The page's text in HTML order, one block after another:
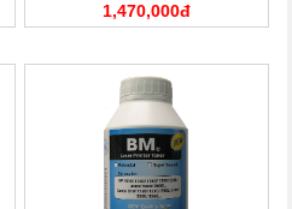
1,470,000đ